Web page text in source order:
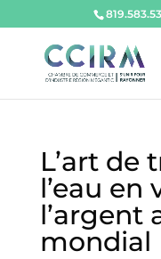
L’art de
l’eau en
l’argent
mondial